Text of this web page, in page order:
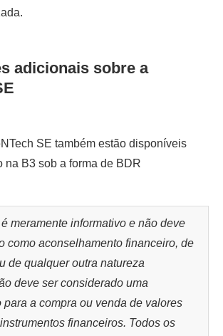
adicionais sobre a
SE também estão disponíveis
na B3 sob a forma de BDR
meramente informativo e não deve
como aconselhamento financeiro, de
de qualquer outra natureza
deve ser considerado uma
para a compra ou venda de valores
financeiros. Todos os